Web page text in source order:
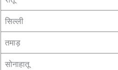
सिल्ली
तमाड़
सोनाहातू